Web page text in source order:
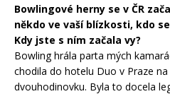
Bowlingové herny se v ČR
někdo ve vaší blízkosti, kdo
Kdy jste s ním začala vy?
Bowling hrála parta mých
chodila do hotelu Duo v Praze
dvouhodinovku. Byla to docela